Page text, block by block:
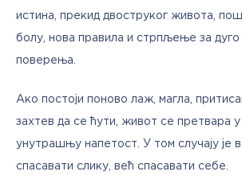
истина, прекид двоструког живота,
болу, нова правила и стрпљење за
поверења.
Ако постоји поново лаж, магла,
захтев да се ћути, живот се претвара у
унутрашњу напетост. У том случају је
спасавати слику, већ спасавати себе.